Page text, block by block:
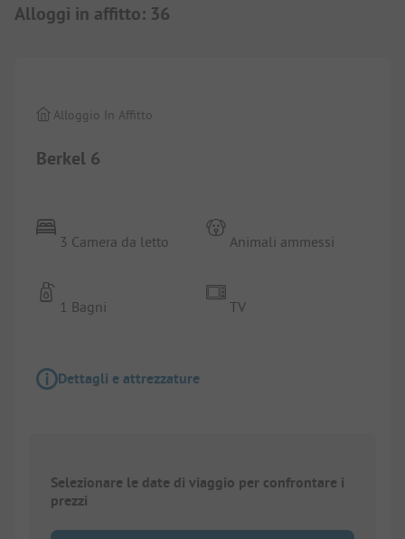
Alloggi in affitto: 36
Berkel 6
Alloggio In Affitto
3 Camera da letto
1 Bagni
Animali ammessi
TV
Dettagli e attrezzature
Selezionare le date di viaggio per confrontare i
prezzi